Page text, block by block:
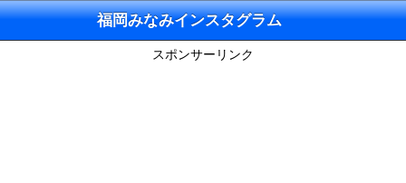
福岡みなみインスタグラム
スポンサーリンク